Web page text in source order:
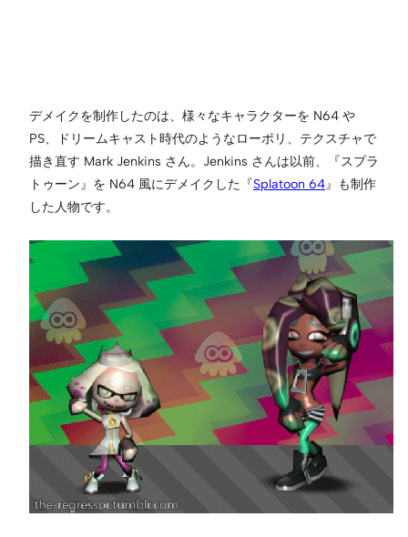
デメイクを制作したのは、様々なキャラクターを N64 や
PS、ドリームキャスト時代のようなローポリ、テクスチャで
描き直す Mark Jenkins さん。Jenkins さんは以前、『スプラ
トゥーン』を N64 風にデメイクした『Splatoon 64』も制作
した人物です。